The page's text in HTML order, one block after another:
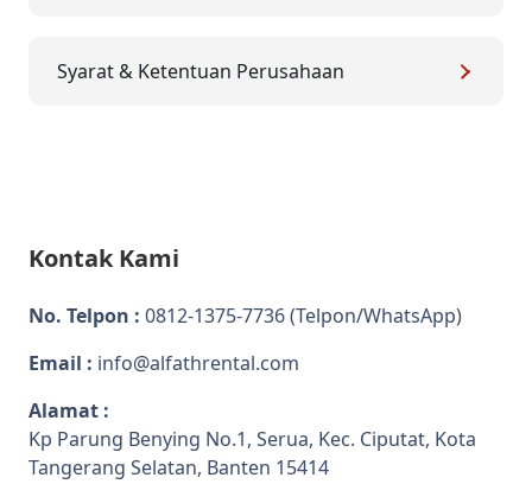
Syarat & Ketentuan Perusahaan
Kontak Kami
No. Telpon : 0812-1375-7736(Telpon/WhatsApp)
Email : info@alfathrental.com
Alamat :
Kp Parung Benying No.1, Serua, Kec. Ciputat, Kota
Tangerang Selatan, Banten 15414